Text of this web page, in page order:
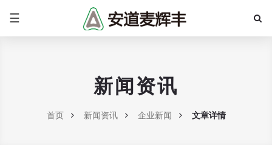
☰
新闻资讯
首页 新闻资讯 企业新闻 文章详情